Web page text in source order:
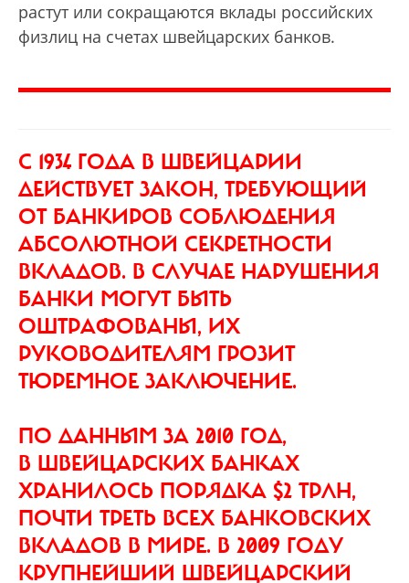
растут или сокращаются вклады российских
физлиц на счетах швейцарских банков.
С 1934 ГОДА В ШВЕЙЦАРИИ
ДЕЙСТВУЕТ ЗАКОН, ТРЕБУЮЩИЙ
ОТ БАНКИРОВ СОБЛЮДЕНИЯ
АБСОЛЮТНОЙ СЕКРЕТНОСТИ
ВКЛАДОВ. В СЛУЧАЕ НАРУШЕНИЯ
БАНКИ МОГУТ БЫТЬ
ОШТРАФОВАНЫ, ИХ
РУКОВОДИТЕЛЯМ ГРОЗИТ
ТЮРЕМНОЕ ЗАКЛЮЧЕНИЕ.
ПО ДАННЫМ ЗА 2010 ГОД,
В ШВЕЙЦАРСКИХ БАНКАХ
ХРАНИЛОСЬ ПОРЯДКА $2 ТРЛН,
ПОЧТИ ТРЕТЬ ВСЕХ БАНКОВСКИХ
ВКЛАДОВ В МИРЕ. В 2009 ГОДУ
КРУПНЕЙШИЙ ШВЕЙЦАРСКИЙ